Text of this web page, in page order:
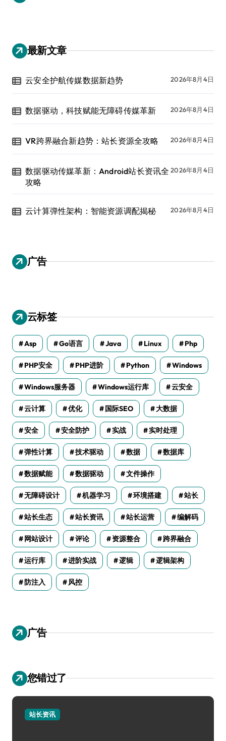
最新文章
云安全护航传媒数据新趋势 2026年8月4日
数据驱动，科技赋能无障碍传媒革新 2026年8月4日
VR跨界融合新趋势：站长资源全攻略 2026年8月4日
数据驱动传媒革新：Android站长资讯全
攻略
2026年8月4日
云计算弹性架构：智能资源调配揭秘 2026年8月4日
广告
云标签
Asp Go语言 Java Linux Php
PHP安全 PHP进阶 Python Windows
Windows服务器 Windows运行库 云安全
云计算 优化 国际SEO 大数据
安全 安全防护 实战 实时处理
弹性计算 技术驱动 数据 数据库
数据赋能 数据驱动 文件操作
无障碍设计 机器学习 环境搭建 站长
站长生态 站长资讯 站长运营 编解码
网站设计 评论 资源整合 跨界融合
运行库 进阶实战 逻辑 逻辑架构
防注入 风控
广告
您错过了
站长资讯